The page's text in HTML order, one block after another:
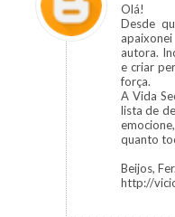
Olá!
Desde
autora.
e criar
força.
A Vida
lista de
quanto
Beijos, Fer.
http://